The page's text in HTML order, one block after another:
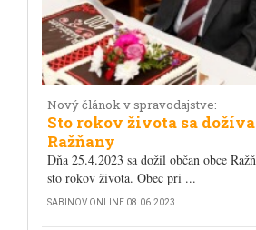
Nový článok v spravodajstve:
Sto rokov života sa dožíva
Ražňany
Dňa 25.4.2023 sa dožil občan obce
sto rokov života. Obec pri ...
SABINOV.ONLINE 08.06.2023